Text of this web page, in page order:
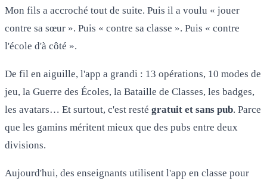
Mon fils a accroché tout de suite. Puis il a voulu « jouer
contre sa sœur ». Puis « contre sa classe ». Puis « contre
l'école d'à côté ».
De fil en aiguille, l'app a grandi : 13 opérations, 10 modes de
jeu, la Guerre des Écoles, la Bataille de Classes, les badges,
les avatars… Et surtout, c'est resté gratuit et sans pub. Parce
que les gamins méritent mieux que des pubs entre deux
divisions.
Aujourd'hui, des enseignants utilisent l'app en classe pour